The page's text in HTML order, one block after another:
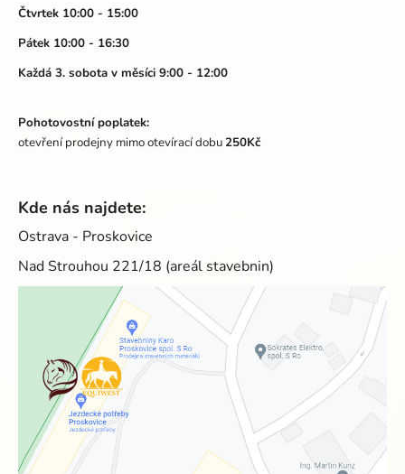
Čtvrtek 10:00 - 15:00
Pátek 10:00 - 16:30
Každá 3. sobota v měsíci 9:00 - 12:00
Pohotovostní poplatek:
otevření prodejny mimo otevírací dobu250Kč
Kde nás najdete:
Ostrava - Proskovice
Nad Strouhou 221/18 (areál stavebnin)